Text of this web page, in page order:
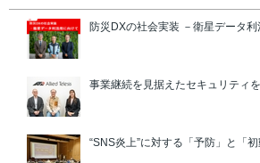
防災DXの社会実装 －衛星データ
事業継続を見据えたセキュリティ
“SNS炎上”に対する「予防」と「